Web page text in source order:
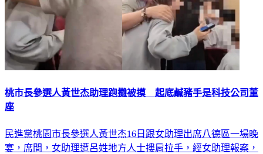
桃市長參選人黃世杰助理跑攤被摸 起底鹹豬手是科技公司董
座
民進黨桃園市長參選人黃世杰16日跟女助理出席八德區一場晚
宴，席間，女助理遭呂姓地方人士摟肩拉手，經女助理報案，